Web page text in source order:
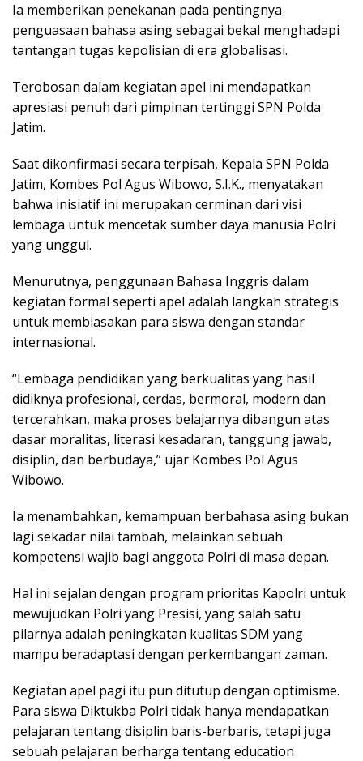
Ia memberikan penekanan pada pentingnya
penguasaan bahasa asing sebagai bekal menghadapi
tantangan tugas kepolisian di era globalisasi.
Terobosan dalam kegiatan apel ini mendapatkan
apresiasi penuh dari pimpinan tertinggi SPN Polda
Jatim.
Saat dikonfirmasi secara terpisah, Kepala SPN Polda
Jatim, Kombes Pol Agus Wibowo, S.I.K., menyatakan
bahwa inisiatif ini merupakan cerminan dari visi
lembaga untuk mencetak sumber daya manusia Polri
yang unggul.
Menurutnya, penggunaan Bahasa Inggris dalam
kegiatan formal seperti apel adalah langkah strategis
untuk membiasakan para siswa dengan standar
internasional.
“Lembaga pendidikan yang berkualitas yang hasil
didiknya profesional, cerdas, bermoral, modern dan
tercerahkan, maka proses belajarnya dibangun atas
dasar moralitas, literasi kesadaran, tanggung jawab,
disiplin, dan berbudaya,” ujar Kombes Pol Agus
Wibowo.
Ia menambahkan, kemampuan berbahasa asing bukan
lagi sekadar nilai tambah, melainkan sebuah
kompetensi wajib bagi anggota Polri di masa depan.
Hal ini sejalan dengan program prioritas Kapolri untuk
mewujudkan Polri yang Presisi, yang salah satu
pilarnya adalah peningkatan kualitas SDM yang
mampu beradaptasi dengan perkembangan zaman.
Kegiatan apel pagi itu pun ditutup dengan optimisme.
Para siswa Diktukba Polri tidak hanya mendapatkan
pelajaran tentang disiplin baris-berbaris, tetapi juga
sebuah pelajaran berharga tentang education